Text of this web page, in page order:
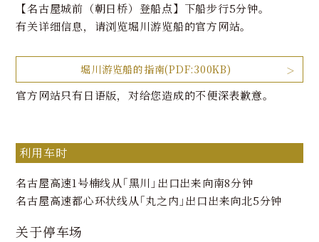
【名古屋城前（朝日桥）登船点】下船步行5分钟。
有关详细信息，请浏览堀川游览船的官方网站。
堀川游览船的指南(PDF:300KB)
官方网站只有日语版，对给您造成的不便深表歉意。
利用车时
名古屋高速1号楠线从｢黑川｣出口出来向南8分钟
名古屋高速都心环状线从｢丸之内｣出口出来向北5分钟
关于停车场